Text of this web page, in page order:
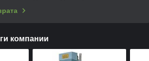
компании